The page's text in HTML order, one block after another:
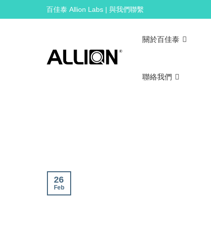
to
百佳泰 Allion Labs | 與我們聯繫
關於百佳泰
聯絡我們
26
Feb